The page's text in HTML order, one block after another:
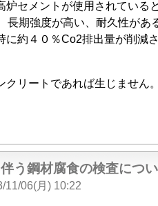
セメントが使用されている
期強度が高い、耐久性があ
に約４０％Co2排出量が削減
リートであれば生じません
う鋼材腐食の検査につ
11/06(月) 10:22